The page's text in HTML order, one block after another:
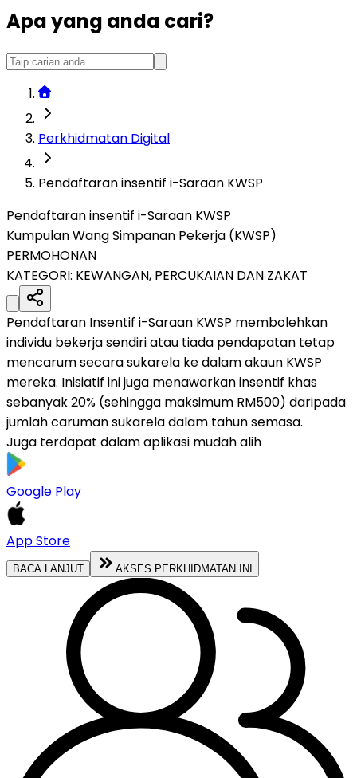
Apa yang anda cari?
Perkhidmatan Digital
Pendaftaran insentif i-Saraan KWSP
Pendaftaran insentif i-Saraan KWSP
Kumpulan Wang Simpanan Pekerja (KWSP)
PERMOHONAN
KATEGORI: KEWANGAN, PERCUKAIAN DAN ZAKAT
Pendaftaran Insentif i-Saraan KWSP membolehkan
individu bekerja sendiri atau tiada pendapatan tetap
mencarum secara sukarela ke dalam akaun KWSP
mereka. Inisiatif ini juga menawarkan insentif khas
sebanyak 20% (sehingga maksimum RM500) daripada
jumlah caruman sukarela dalam tahun semasa.
Juga terdapat dalam aplikasi mudah alih
Google Play
App Store
BACA LANJUT AKSES PERKHIDMATAN INI